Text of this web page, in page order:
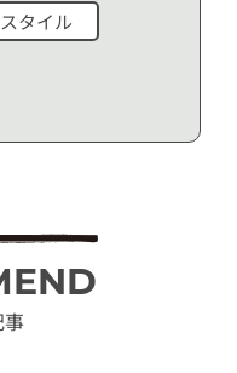
タイル